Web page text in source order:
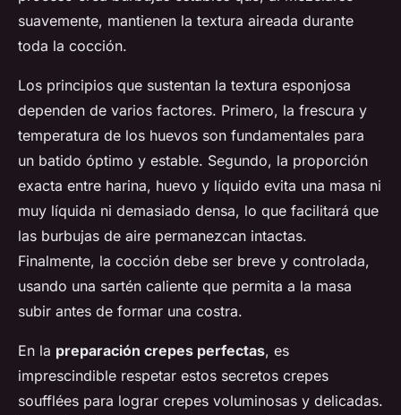
suavemente, mantienen la textura aireada durante
toda la cocción.
Los principios que sustentan la textura esponjosa
dependen de varios factores. Primero, la frescura y
temperatura de los huevos son fundamentales para
un batido óptimo y estable. Segundo, la proporción
exacta entre harina, huevo y líquido evita una masa ni
muy líquida ni demasiado densa, lo que facilitará que
las burbujas de aire permanezcan intactas.
Finalmente, la cocción debe ser breve y controlada,
usando una sartén caliente que permita a la masa
subir antes de formar una costra.
En la preparación crepes perfectas, es
imprescindible respetar estos secretos crepes
soufflées para lograr crepes voluminosas y delicadas.